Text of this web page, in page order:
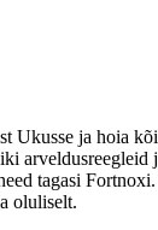
Ukusse ja hoia
arveldusreegleid
tagasi
oluliselt.